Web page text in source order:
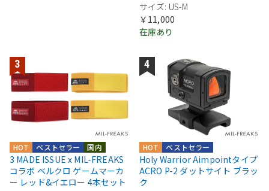
サイズ: US-M
￥11,000
在庫あり
国内
ベストセラー
HOT
3 MADE ISSUE x MIL-FREAKS
コラボ ベルクロ ゲームマーカ
ー レッド&イエロー 4本セット
ベストセラー
HOT
Holy Warrior Aimpointタイプ
ACRO P-2 ダットサイト ブラッ
ク